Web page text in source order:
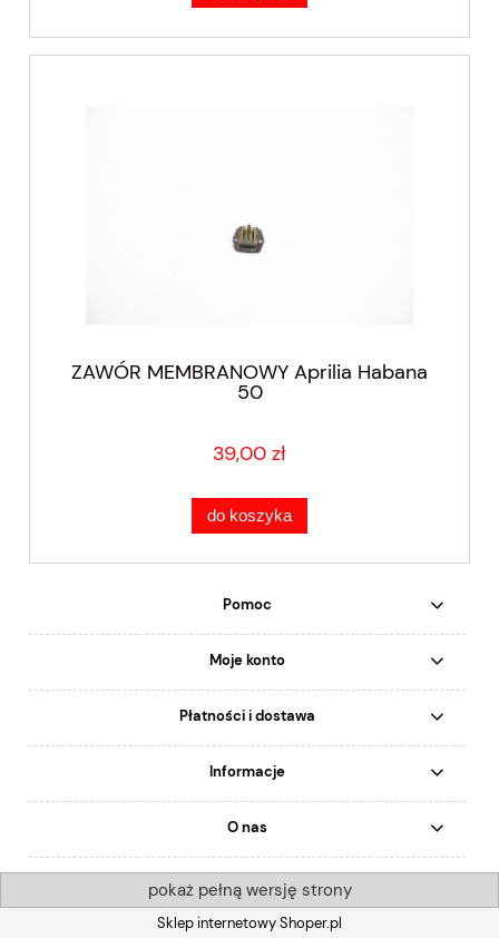
ZAWÓR MEMBRANOWY Aprilia Habana
50
39,00 zł
do koszyka
Pomoc
Moje konto
Płatności i dostawa
Informacje
O nas
pokaż pełną wersję strony
Sklep internetowy Shoper.pl